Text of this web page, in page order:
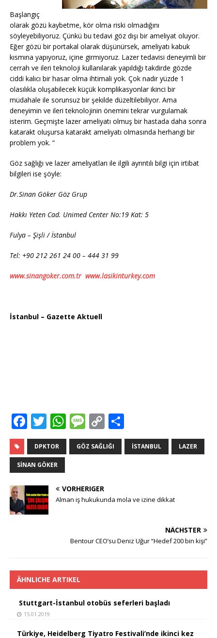
Başlangıç
olarak gözü kaybetme, kör olma riski olmadığını
söyleyebiliyoruz. Çünkü bu tedavi göz dışı bir ameliyat oluyor.
Eğer gözü bir portakal olarak düşünürsek, ameliyatı kabuk
kısmına yapıyoruz, içine girmiyoruz. Lazer tedavisi deneyimli bir
cerrah ve ileri teknoloji kullanılarak yapıldığı takdirde gözde
ciddi kalıcı bir hasar olma ihtimali yok. Çok nadir yüzde 1
olasılıkla oluşabilecek küçük komplikasyonlar ikinci bir
müdahale ile sorunsuz bir şekilde düzeltilebiliyor. Ama
deneyimin ve ileri teknolojinin önemini tekrar vurgulamak
isterim. Geçmişte lazer ameliyatı olmuş bir hastada daha sonra
katarakt oluşursa katarakt ameliyatı olmasında herhangi bir
problem yok. “
Göz sağlığı ve lazer ameliyatları ile ilgili ayrıntılı bilgi için irtibat
bilgileri ise şöyle:
Dr.Sinan Göker Göz Grup
Hakkı Yeten Cad. Unimed Center No:19 Kat: 5
Fulya – Şişli / İstanbul
Tel: +90 212 261 24 00 – 444 31 99
www.sinangoker.com.tr www.lasikinturkey.com
İstanbul – Gazette Aktuell
F
a
c
e
b
o
o
T
w
it
te
r
W
h
at
A
p
M
e
ss
g
e
C
o
p
n
ei
le
DPKTOR GÖZ SAĞLIĞI İSTANBUL LAZER
SİNAN GÖKER
VORHERIGER
Alman iş hukukunda mola ve izine dikkat
NÄCHSTER
Bentour CEO’su Deniz Uğur “Hedef 200 bin kişi”
ÄHNLICHE ARTIKEL
Stuttgart-İstanbul otobüs seferleri başladı
15.01.2019
Türkiye, Heidelberg Tiyatro Festivali’nde ikinci kez